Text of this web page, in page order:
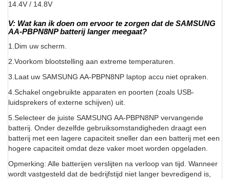
14.4V / 14.8V
V: Wat kan ik doen om ervoor te zorgen dat de SAMSUNG
AA-PBPN8NP batterij langer meegaat?
1.Dim uw scherm.
2.Voorkom blootstelling aan extreme temperaturen.
3.Laat uw SAMSUNG AA-PBPN8NP laptop accu niet opraken.
4.Schakel ongebruikte apparaten en poorten (zoals USB-
luidsprekers of externe schijven) uit.
5.Selecteer de juiste SAMSUNG AA-PBPN8NP vervangende
batterij. Onder dezelfde gebruiksomstandigheden draagt een
batterij met een lagere capaciteit sneller dan een batterij met een
hogere capaciteit omdat deze vaker moet worden opgeladen.
Opmerking: Alle batterijen verslijten na verloop van tijd. Wanneer
wordt vastgesteld dat de bedrijfstijd niet langer bevredigend is,